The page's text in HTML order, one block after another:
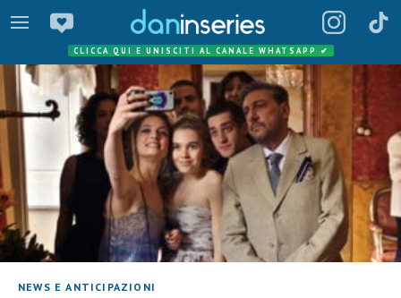
CLICCA QUI E UNISCITI AL CANALE WHATSAPP ✔
NEWS E ANTICIPAZIONI